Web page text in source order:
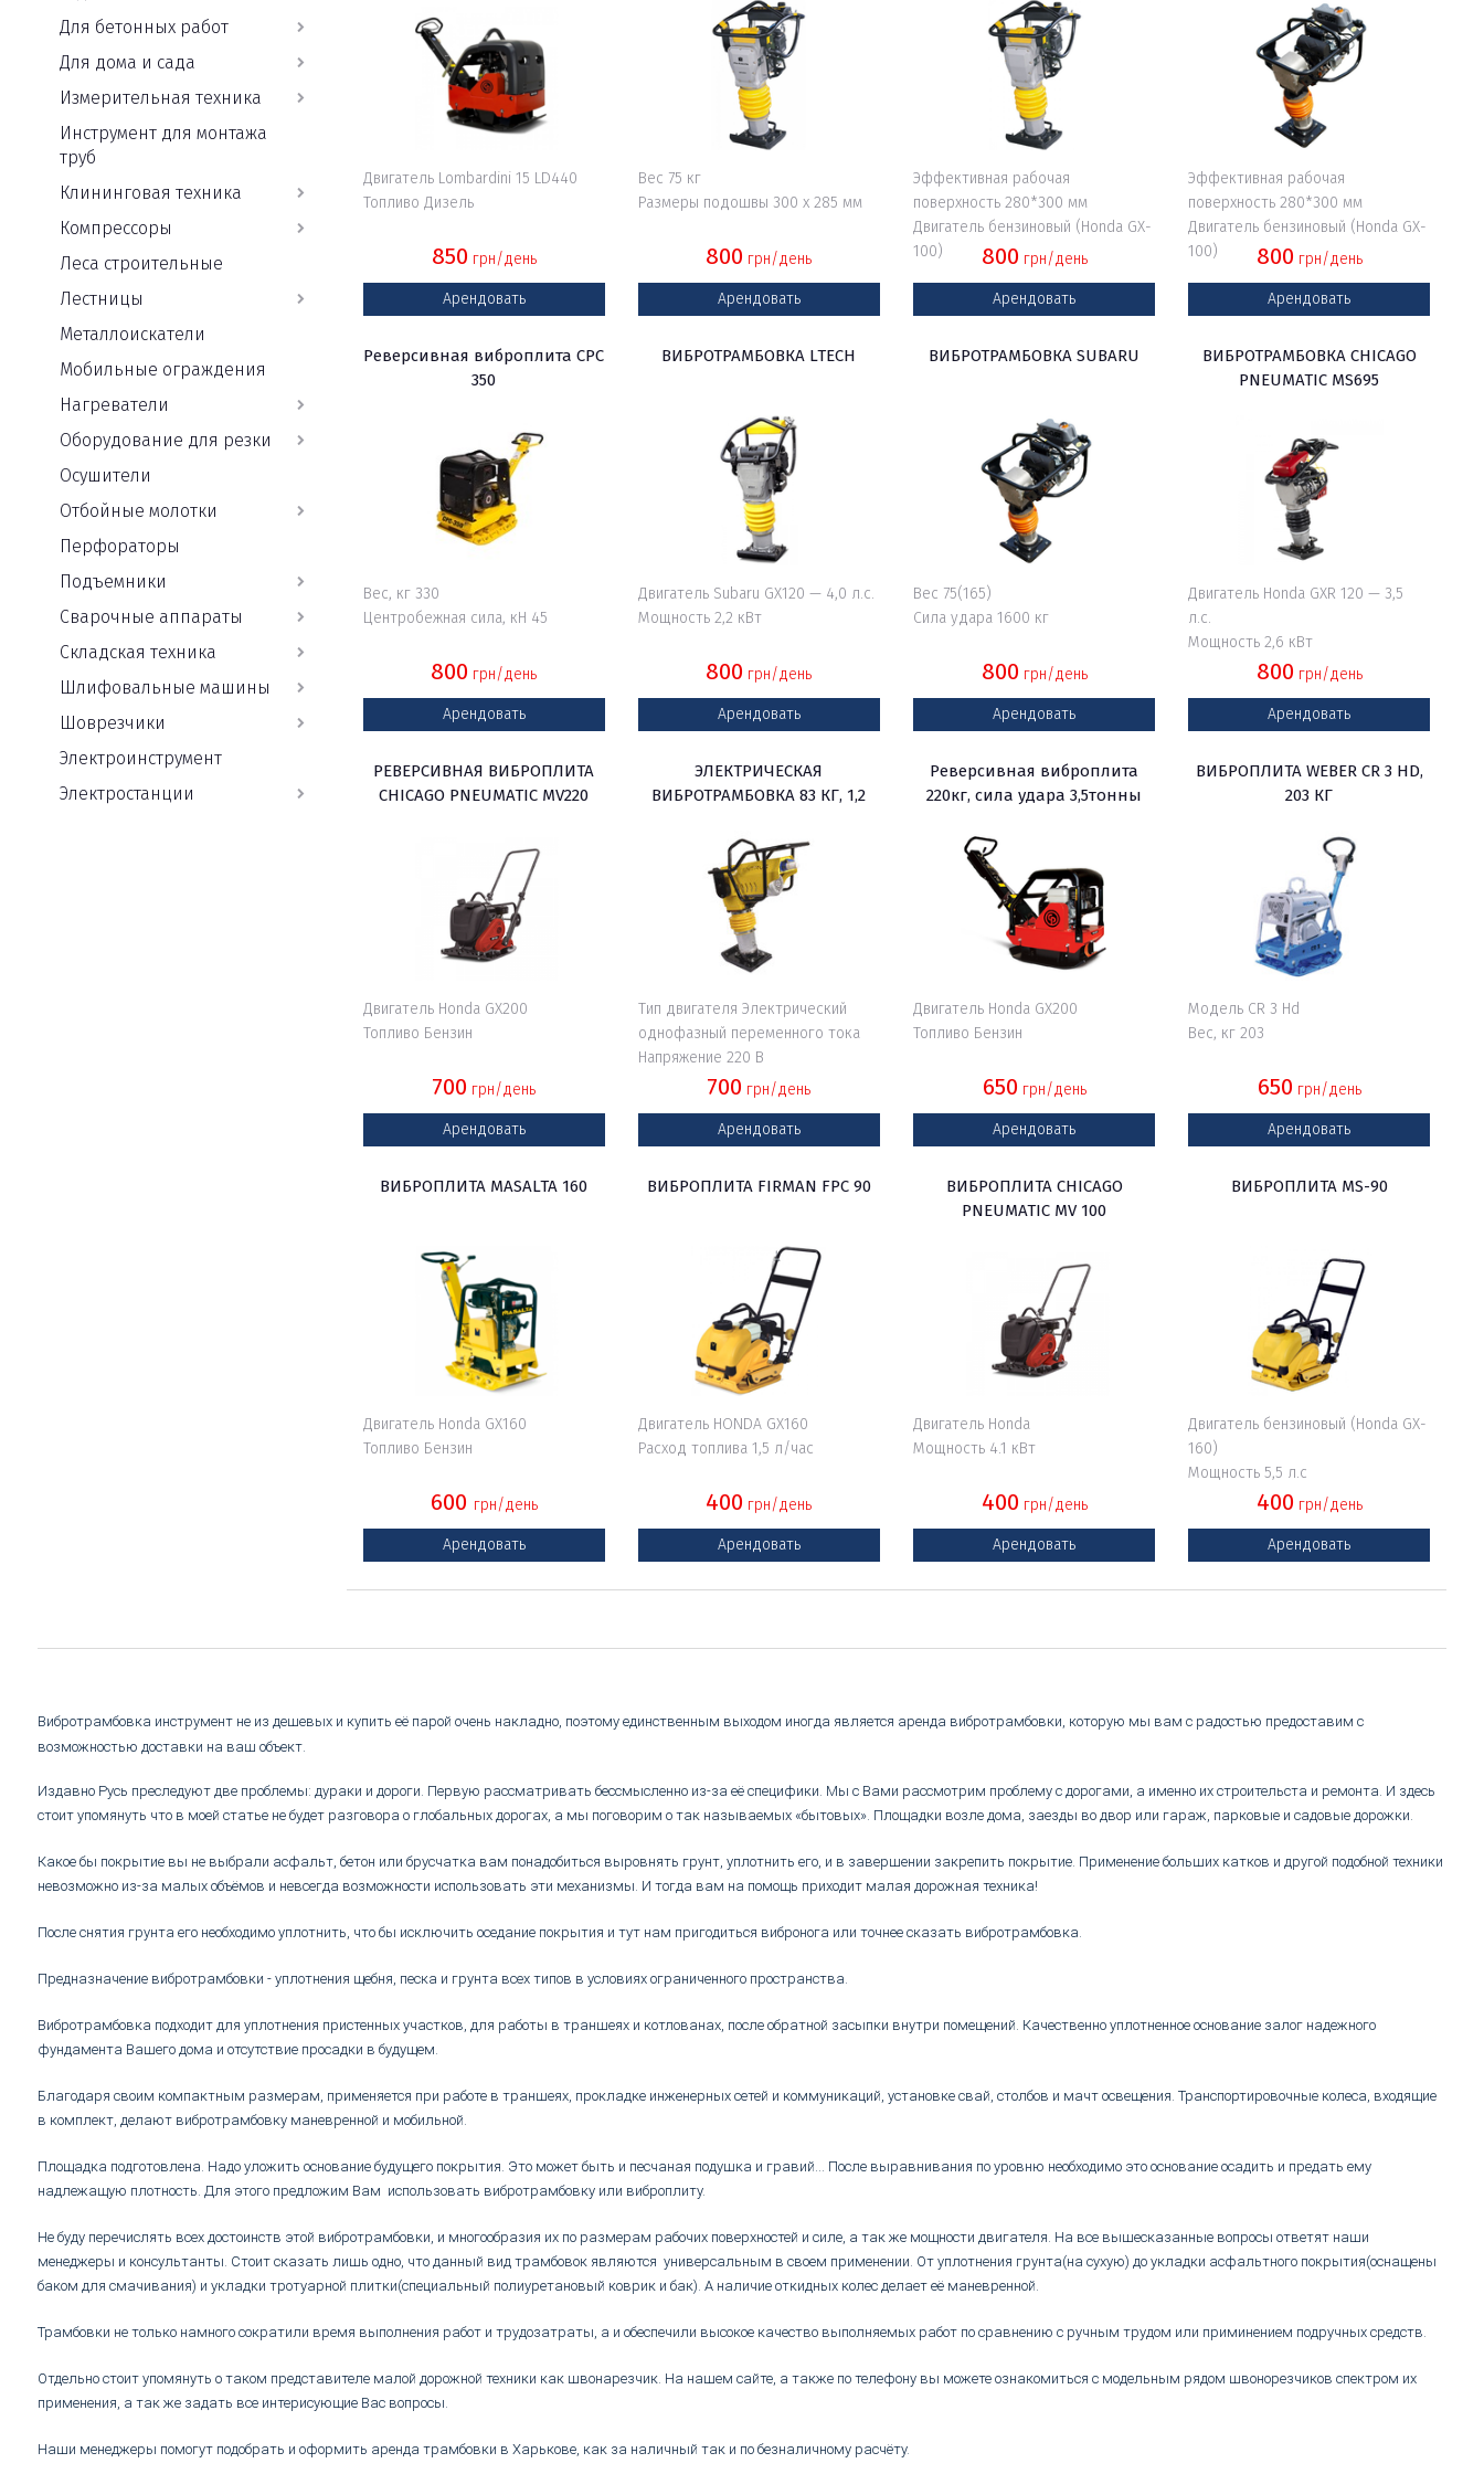
Для бетонных работ
Для дома и сада
Газонокосилки
Мотокультиваторы
Измерительная техника
нивелиры
Эндоскопы
Инструмент для монтажа
труб
Клининговая техника
воды
Компрессоры
Леса строительные
Лестницы
Металлоискатели
Мобильные ограждения
Нагреватели
обогреватели
Оборудование для резки
Торцовочные
Циркулярочные
Штроборезы
Осушители
Отбойные молотки
Перфораторы
Подъемники
Сварочные аппараты
Складская техника
Шлифовальные машины
Шоврезчики
Электроинструмент
Электростанции
Двигатель Lombardini 15 LD440
Топливо Дизель
850 грн/день
Арендовать
Вес 75 кг
Размеры подошвы 300 х 285 мм
800 грн/день
Арендовать
Эффективная рабочая
поверхность 280*300 мм
Двигатель бензиновый (Honda GX-
100)
800 грн/день
Арендовать
Эффективная рабочая
поверхность 280*300 мм
Двигатель бензиновый (Honda GX-
100)
800 грн/день
Арендовать
Реверсивная виброплита CPC
350
Вес, кг 330
Центробежная сила, кН 45
800 грн/день
Арендовать
ВИБРОТРАМБОВКА LTECH
Двигатель Subaru GX120 — 4,0 л.с.
Мощность 2,2 кВт
800 грн/день
Арендовать
ВИБРОТРАМБОВКА SUBARU
Вес 75(165)
Сила удара 1600 кг
800 грн/день
Арендовать
ВИБРОТРАМБОВКА CHICAGO
PNEUMATIC MS695
Двигатель Honda GXR 120 — 3,5
л.с.
Мощность 2,6 кВт
800 грн/день
Арендовать
РЕВЕРСИВНАЯ ВИБРОПЛИТА
CHICAGO PNEUMATIC MV220
Двигатель Honda GX200
Топливо Бензин
700 грн/день
Арендовать
ЭЛЕКТРИЧЕСКАЯ
ВИБРОТРАМБОВКА 83 КГ, 1,2
Тип двигателя Электрический
однофазный переменного тока
Напряжение 220 В
700 грн/день
Арендовать
Реверсивная виброплита
220кг, сила удара 3,5тонны
Двигатель Honda GX200
Топливо Бензин
650 грн/день
Арендовать
ВИБРОПЛИТА WEBER CR 3 HD,
203 КГ
Модель CR 3 Hd
Вес, кг 203
650 грн/день
Арендовать
ВИБРОПЛИТА MASALTA 160
Двигатель Honda GX160
Топливо Бензин
600 грн/день
Арендовать
ВИБРОПЛИТА FIRMAN FPC 90
Двигатель HONDA GX160
Расход топлива 1,5 л/час
400 грн/день
Арендовать
ВИБРОПЛИТА CHICAGO
PNEUMATIC MV 100
Двигатель Honda
Мощность 4.1 кВт
400 грн/день
Арендовать
ВИБРОПЛИТА MS-90
Двигатель бензиновый (Honda GX-
160)
Мощность 5,5 л.с
400 грн/день
Арендовать
Вибротрамбовка инструмент не из дешевых и купить её парой очень накладно, поэтому единственным выходом иногда является аренда вибротрамбовки, которую мы вам с радостью предоставим с
возможностью доставки на ваш объект.
Издавно Русь преследуют две проблемы: дураки и дороги. Первую рассматривать бессмысленно из-за её специфики. Мы с Вами рассмотрим проблему с дорогами, а именно их строительста и ремонта. И здесь
стоит упомянуть что в моей статье не будет разговора о глобальных дорогах, а мы поговорим о так называемых «бытовых». Площадки возле дома, заезды во двор или гараж, парковые и садовые дорожки.
Какое бы покрытие вы не выбрали асфальт, бетон или брусчатка вам понадобиться выровнять грунт, уплотнить его, и в завершении закрепить покрытие. Применение больших катков и другой подобной техники
невозможно из-за малых объёмов и невсегда возможности использовать эти механизмы. И тогда вам на помощь приходит малая дорожная техника!
После снятия грунта его необходимо уплотнить, что бы исключить оседание покрытия и тут нам пригодиться вибронога или точнее сказать вибротрамбовка.
Предназначение вибротрамбовки - уплотнения щебня, песка и грунта всех типов в условиях ограниченного пространства.
Вибротрамбовка подходит для уплотнения пристенных участков, для работы в траншеях и котлованах, после обратной засыпки внутри помещений. Качественно уплотненное основание залог надежного
фундамента Вашего дома и отсутствие просадки в будущем.
Благодаря своим компактным размерам, применяется при работе в траншеях, прокладке инженерных сетей и коммуникаций, установке свай, столбов и мачт освещения. Транспортировочные колеса, входящие
в комплект, делают вибротрамбовку маневренной и мобильной.
Площадка подготовлена. Надо уложить основание будущего покрытия. Это может быть и песчаная подушка и гравий... После выравнивания по уровню необходимо это основание осадить и предать ему
надлежащую плотность. Для этого предложим Вам использовать вибротрамбовку или виброплиту.
Не буду перечислять всех достоинств этой вибротрамбовки, и многообразия их по размерам рабочих поверхностей и силе, а так же мощности двигателя. На все вышесказанные вопросы ответят наши
менеджеры и консультанты. Стоит сказать лишь одно, что данный вид трамбовок являются универсальным в своем применении. От уплотнения грунта(на сухую) до укладки асфальтного покрытия(оснащены
баком для смачивания) и укладки тротуарной плитки(специальный полиуретановый коврик и бак). А наличие откидных колес делает её маневренной.
Трамбовки не только намного сократили время выполнения работ и трудозатраты, а и обеспечили высокое качество выполняемых работ по сравнению с ручным трудом или приминением подручных средств.
Отдельно стоит упомянуть о таком представителе малой дорожной техники как швонарезчик. На нашем сайте, а также по телефону вы можете ознакомиться с модельным рядом швонорезчиков спектром их
применения, а так же задать все интерисующие Вас вопросы.
Наши менеджеры помогут подобрать и оформить аренда трамбовки в Харькове, как за наличный так и по безналичному расчёту.